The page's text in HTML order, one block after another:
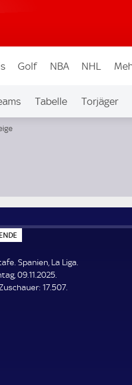
Golf NBA NHL
Tabelle Torjäger
P
E
L
E
N
Spanien, La Liga.
09.11.2025.
Z
17.507.